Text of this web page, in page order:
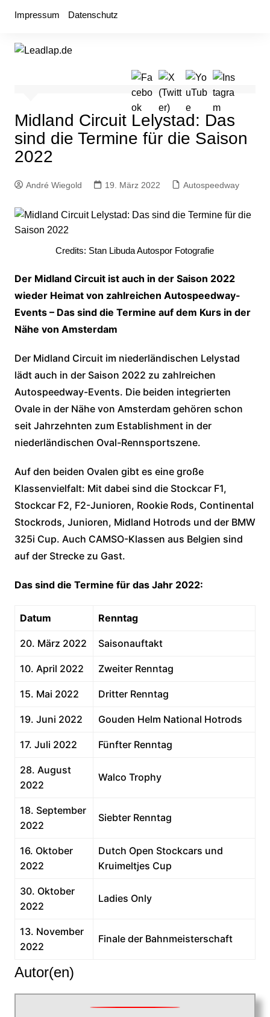
Impressum Datenschutz
Midland Circuit Lelystad: Das
sind die Termine für die Saison
2022
André Wiegold 19. März 2022 Autospeedway
Credits: Stan Libuda Autospor Fotografie
Der Midland Circuit ist auch in der Saison 2022
wieder Heimat von zahlreichen Autospeedway-
Events – Das sind die Termine auf dem Kurs in der
Nähe von Amsterdam
Der Midland Circuit im niederländischen Lelystad
lädt auch in der Saison 2022 zu zahlreichen
Autospeedway-Events. Die beiden integrierten
Ovale in der Nähe von Amsterdam gehören schon
seit Jahrzehnten zum Establishment in der
niederländischen Oval-Rennsportszene.
Auf den beiden Ovalen gibt es eine große
Klassenvielfalt: Mit dabei sind die Stockcar F1,
Stockcar F2, F2-Junioren, Rookie Rods, Continental
Stockrods, Junioren, Midland Hotrods und der BMW
325i Cup. Auch CAMSO-Klassen aus Belgien sind
auf der Strecke zu Gast.
Das sind die Termine für das Jahr 2022:
Datum Renntag
20. März 2022 Saisonauftakt
10. April 2022 Zweiter Renntag
15. Mai 2022 Dritter Renntag
19. Juni 2022 Gouden Helm National Hotrods
17. Juli 2022 Fünfter Renntag
28. August
2022
Walco Trophy
18. September
2022
Siebter Renntag
16. Oktober
2022
Dutch Open Stockcars und
Kruimeltjes Cup
30. Oktober
2022
Ladies Only
13. November
2022
Finale der Bahnmeisterschaft
Autor(en)